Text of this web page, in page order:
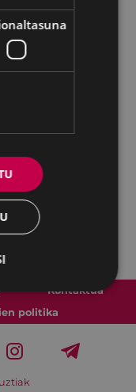
loturaren
ikastaroak-
3an
itxiko da
13:00ak
azken
ikusteko
Kontaktua
politika